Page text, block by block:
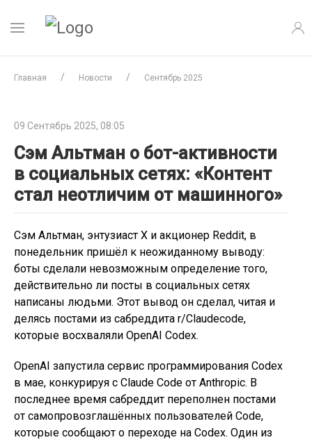
Главная Новости Сентябрь 2025
09 Сентябрь 2025, 08:05
Сэм Альтман о бот-активности
в социальных сетях: «Контент
стал неотличим от машинного»
Сэм Альтман, энтузиаст X и акционер Reddit, в
понедельник пришёл к неожиданному выводу:
боты сделали невозможным определение того,
действительно ли посты в социальных сетях
написаны людьми. Этот вывод он сделал, читая и
делясь постами из сабреддита r/Claudecode,
которые восхваляли OpenAI Codex.
OpenAI запустила сервис программирования Codex
в мае, конкурируя с Claude Code от Anthropic. В
последнее время сабреддит переполнен постами
от самопровозглашённых пользователей Code,
которые сообщают о переходе на Codex. Один из